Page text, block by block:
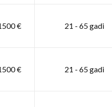
€ 21 - 65 gadi
€ 21 - 65 gadi